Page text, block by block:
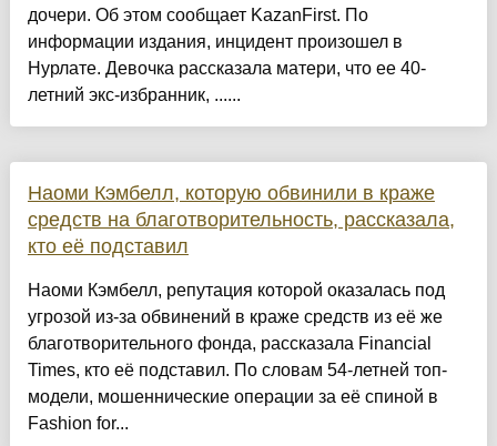
дочери. Об этом сообщает KazanFirst. По
информации издания, инцидент произошел в
Нурлате. Девочка рассказала матери, что ее 40-
летний экс-избранник, ......
Наоми Кэмбелл, которую обвинили в краже
средств на благотворительность, рассказала,
кто её подставил
Наоми Кэмбелл, репутация которой оказалась под
угрозой из-за обвинений в краже средств из её же
благотворительного фонда, рассказала Financial
Times, кто её подставил. По словам 54-летней топ-
модели, мошеннические операции за её спиной в
Fashion for...